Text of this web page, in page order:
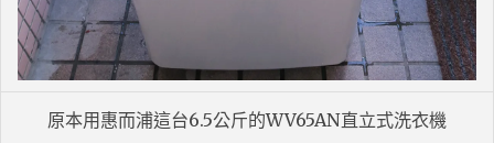
原本用惠而浦這台6.5公斤的WV65AN直立式洗衣機